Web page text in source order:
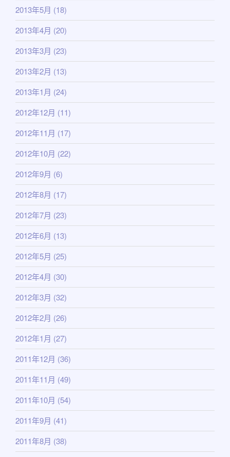
2013年5月 (18)
2013年4月 (20)
2013年3月 (23)
2013年2月 (13)
2013年1月 (24)
2012年12月 (11)
2012年11月 (17)
2012年10月 (22)
2012年9月 (6)
2012年8月 (17)
2012年7月 (23)
2012年6月 (13)
2012年5月 (25)
2012年4月 (30)
2012年3月 (32)
2012年2月 (26)
2012年1月 (27)
2011年12月 (36)
2011年11月 (49)
2011年10月 (54)
2011年9月 (41)
2011年8月 (38)